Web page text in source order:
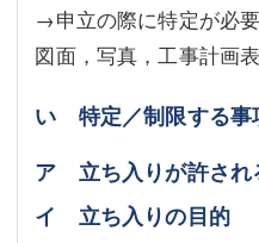
→申立の際に特定が必
図面，写真，工事計画
い 特定／制限する事
ア 立ち入りが許され
イ 立ち入りの目的